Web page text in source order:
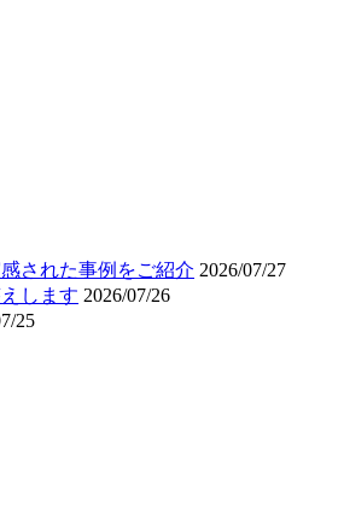
された事例をご紹介 2026/07/27
します 2026/07/26
25